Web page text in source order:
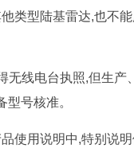
类型陆基雷达,也不
线电台执照,但生产
号核准。
使用说明中,特别说